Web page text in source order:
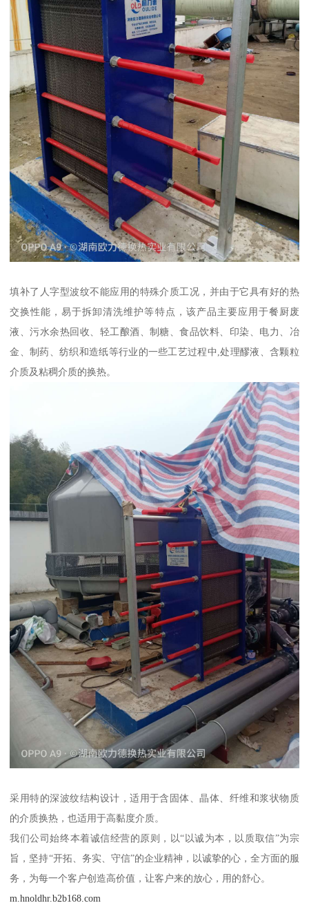
填补了人字型波纹不能应用的特殊介质工况，并由于它具有好的热
交换性能，易于拆卸清洗维护等特点，该产品主要应用于餐厨废
液、污水余热回收、轻工酿酒、制糖、食品饮料、印染、电力、冶
金、制药、纺织和造纸等行业的一些工艺过程中,处理醪液、含颗粒
介质及粘稠介质的换热。
采用特的深波纹结构设计，适用于含固体、晶体、纤维和浆状物质
的介质换热，也适用于高黏度介质。
我们公司始终本着诚信经营的原则，以“以诚为本，以质取信”为宗
旨，坚持“开拓、务实、守信”的企业精神，以诚挚的心，全方面的服
务，为每一个客户创造高价值，让客户来的放心，用的舒心。
m.hnoldhr.b2b168.com